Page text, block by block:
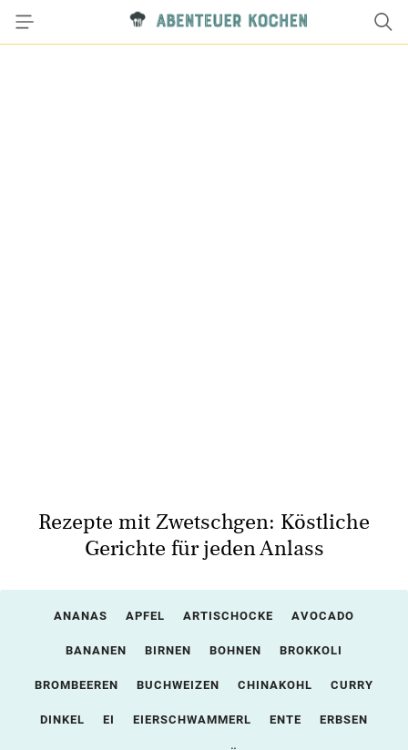
Rezepte mit Zwetschgen: Köstliche
Gerichte für jeden Anlass
ANANAS APFEL ARTISCHOCKE AVOCADO
BANANEN BIRNEN BOHNEN BROKKOLI
BROMBEEREN BUCHWEIZEN CHINAKOHL CURRY
DINKEL EI EIERSCHWAMMERL ENTE ERBSEN